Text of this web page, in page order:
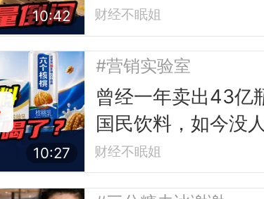
10:42
队王倒下
财经不眠姐
10:27
#营销实验室
曾经一年卖出43亿
国民饮料，如今没
了？
财经不眠姐